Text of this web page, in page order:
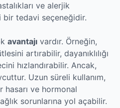
ve alerjik
tedavi seçeneğidir.
avantajı vardır. Örneğin,
artırabilir, dayanıklılığı
hızlandırabilir. Ancak,
Uzun süreli kullanım,
hasarı ve hormonal
sorunlarına yol açabilir.